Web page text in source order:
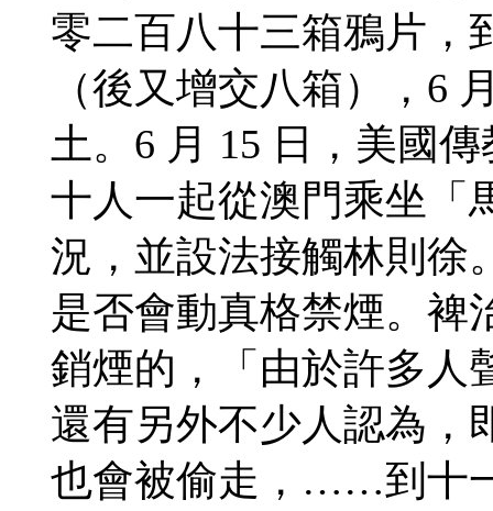
零二百八十三箱鴉片，
（後又增交八箱），6
土。6 月 15 日，美國
十人一起從澳門乘坐「
況，並設法接觸林則徐
是否會動真格禁煙。裨
銷煙的，「由於許多人
還有另外不少人認為，
也會被偷走，……到十